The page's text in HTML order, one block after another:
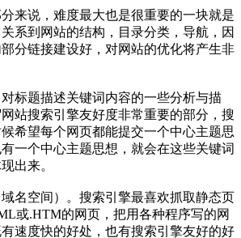
来说，难度最大也是很重要的一块就是
系到网站的结构，目录分类，导航，因
分链接建设好，对网站的优化将产生非
标题描述关键词内容的一些分析与描
站搜索引擎友好度非常重要的部分，搜
希望每个网页都能提交一个中心主题思
一个中心主题思想，就会在这些关键词
出来。
名空间）。搜索引擎最喜欢抓取静态页
或.HTM的网页，把用各种程序写的网
速度快的好处，也有搜索引擎友好的好